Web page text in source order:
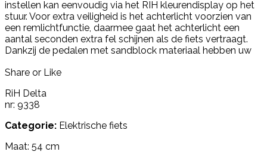
Share or Like
RiH Delta
nr: 9338
Categorie: Elektrische fiets
Maat: 54 cm